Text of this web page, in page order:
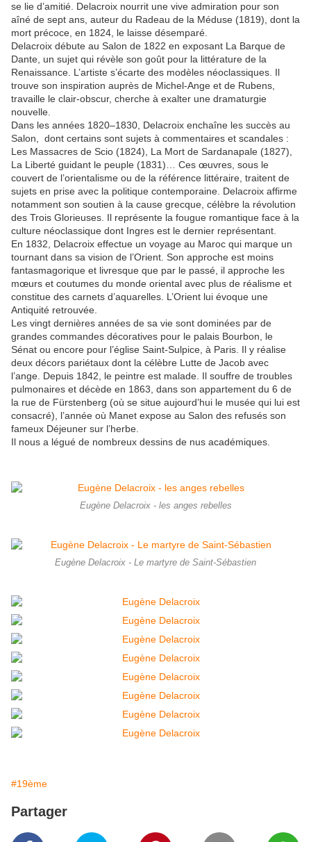
se lie d’amitié. Delacroix nourrit une vive admiration pour son
aîné de sept ans, auteur du Radeau de la Méduse (1819), dont la
mort précoce, en 1824, le laisse désemparé.
Delacroix débute au Salon de 1822 en exposant La Barque de
Dante, un sujet qui révèle son goût pour la littérature de la
Renaissance. L’artiste s’écarte des modèles néoclassiques. Il
trouve son inspiration auprès de Michel-Ange et de Rubens,
travaille le clair-obscur, cherche à exalter une dramaturgie
nouvelle.
Dans les années 1820–1830, Delacroix enchaîne les succès au
Salon, dont certains sont sujets à commentaires et scandales :
Les Massacres de Scio (1824), La Mort de Sardanapale (1827),
La Liberté guidant le peuple (1831)… Ces œuvres, sous le
couvert de l’orientalisme ou de la référence littéraire, traitent de
sujets en prise avec la politique contemporaine. Delacroix affirme
notamment son soutien à la cause grecque, célèbre la révolution
des Trois Glorieuses. Il représente la fougue romantique face à la
culture néoclassique dont Ingres est le dernier représentant.
En 1832, Delacroix effectue un voyage au Maroc qui marque un
tournant dans sa vision de l’Orient. Son approche est moins
fantasmagorique et livresque que par le passé, il approche les
mœurs et coutumes du monde oriental avec plus de réalisme et
constitue des carnets d’aquarelles. L’Orient lui évoque une
Antiquité retrouvée.
Les vingt dernières années de sa vie sont dominées par de
grandes commandes décoratives pour le palais Bourbon, le
Sénat ou encore pour l’église Saint-Sulpice, à Paris. Il y réalise
deux décors pariétaux dont la célèbre Lutte de Jacob avec
l’ange. Depuis 1842, le peintre est malade. Il souffre de troubles
pulmonaires et décède en 1863, dans son appartement du 6 de
la rue de Fürstenberg (où se situe aujourd’hui le musée qui lui est
consacré), l’année où Manet expose au Salon des refusés son
fameux Déjeuner sur l’herbe.
Il nous a légué de nombreux dessins de nus académiques.
Eugène Delacroix - les anges rebelles
Eugène Delacroix - Le martyre de Saint-Sébastien
#19ème
Partager